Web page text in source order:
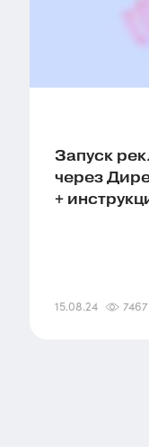
Запуск
через
+
15.08.24 7467